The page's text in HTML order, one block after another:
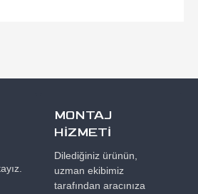
MONTAJ
HİZMETİ
Dilediğiniz ürünün,
uzman ekibimiz
tarafından aracınıza